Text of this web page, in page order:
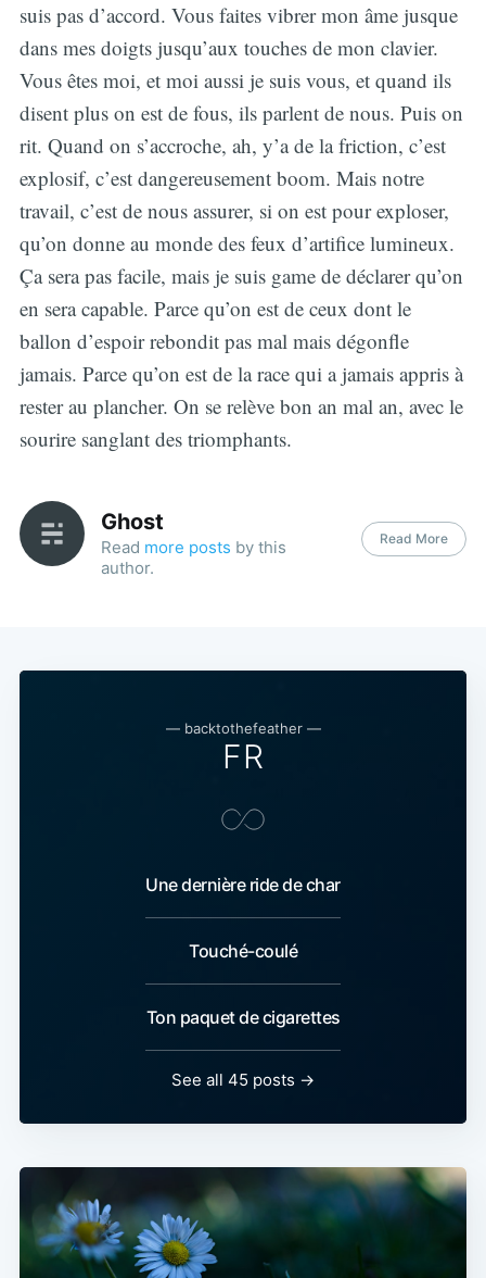
suis pas d’accord. Vous faites vibrer mon âme jusque
dans mes doigts jusqu’aux touches de mon clavier.
Vous êtes moi, et moi aussi je suis vous, et quand ils
disent plus on est de fous, ils parlent de nous. Puis on
rit. Quand on s’accroche, ah, y’a de la friction, c’est
explosif, c’est dangereusement boom. Mais notre
travail, c’est de nous assurer, si on est pour exploser,
qu’on donne au monde des feux d’artifice lumineux.
Ça sera pas facile, mais je suis game de déclarer qu’on
en sera capable. Parce qu’on est de ceux dont le
ballon d’espoir rebondit pas mal mais dégonfle
jamais. Parce qu’on est de la race qui a jamais appris à
rester au plancher. On se relève bon an mal an, avec le
sourire sanglant des triomphants.
Ghost
Read more posts by this
author.
Read More
— backtothefeather —
FR
Une dernière ride de char
Touché-coulé
Ton paquet de cigarettes
See all 45 posts →